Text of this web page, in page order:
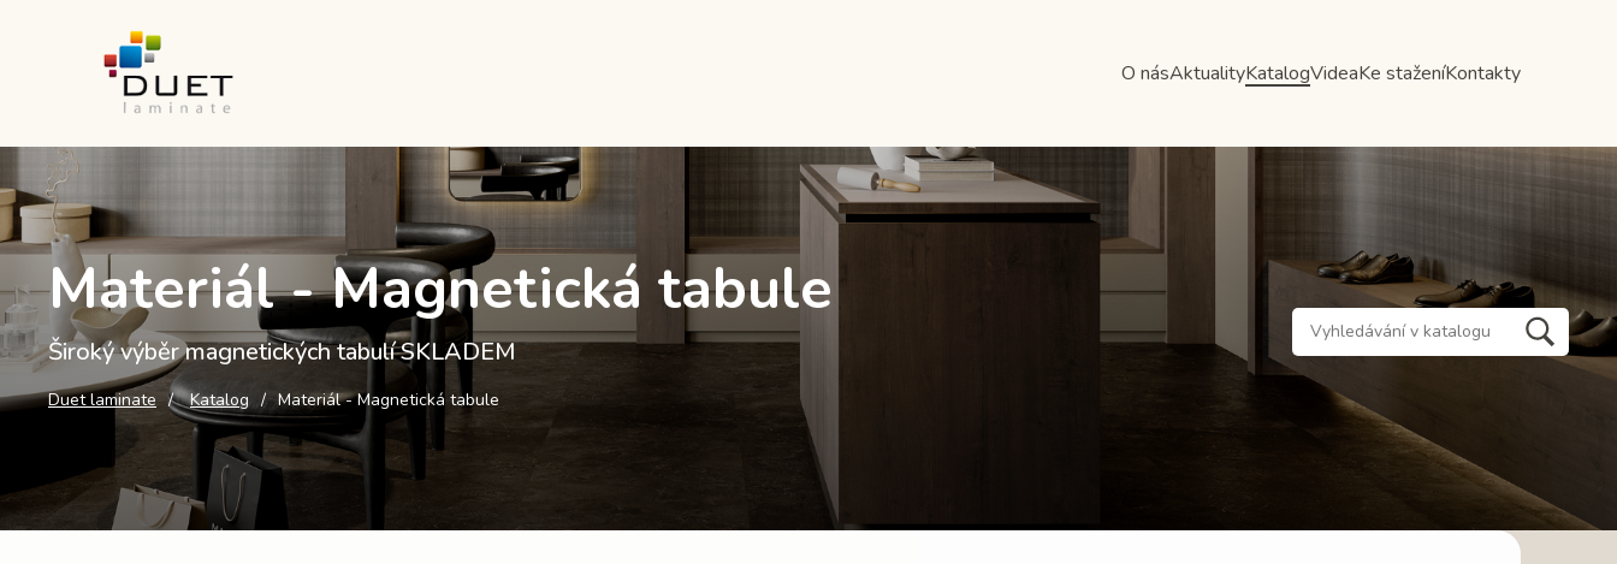
O násAktualityKatalogVideaKe staženíKontakty
Materiál - Magnetická tabule
Široký výběr magnetických tabulí SKLADEM
Duet laminate Katalog Materiál - Magnetická tabule